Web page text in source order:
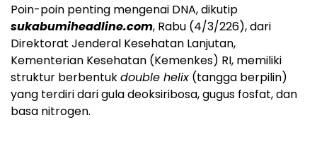
Poin-poin penting mengenai DNA, dikutip
sukabumiheadline.com, Rabu (4/3/226), dari
Direktorat Jenderal Kesehatan Lanjutan,
Kementerian Kesehatan (Kemenkes) RI, memiliki
struktur berbentukdouble helix (tangga berpilin)
yang terdiri dari gula deoksiribosa, gugus fosfat, dan
basa nitrogen.